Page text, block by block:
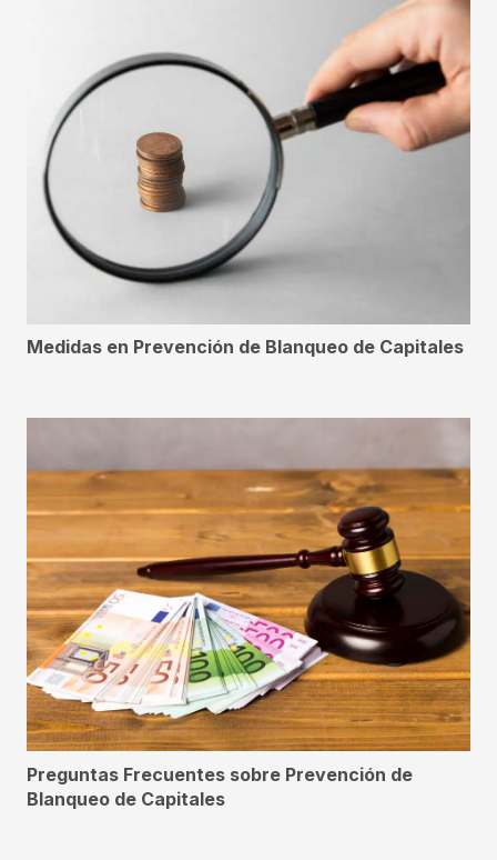
Medidas en Prevención de Blanqueo de Capitales
Preguntas Frecuentes sobre Prevención de
Blanqueo de Capitales